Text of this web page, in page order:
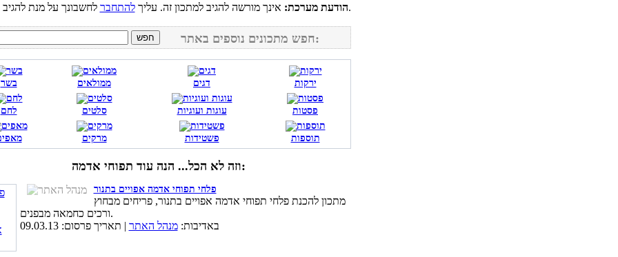
הודעת מערכת: אינך מורשה להגיב למתכון זה. עליךלהתחבר לחשבונך על מנת להגיב.
חפש מתכונים נוספים באתר:
בשר ממולאים דגים ירקות
לחם סלטים עוגות ועוגיות פסטות
מרקים פשטידות תוספות
וזה לא הכל... הנה עוד תפוחי אדמה:
פלחי תפוחי אדמה אפויים בתנור
מתכון להכנת פלחי תפוחי אדמה אפויים בתנור, פריחים מבחוץ
ורכים כחמאה מבפנים.
באדיבות:מנהל האתר | תאריך פרסום: 09.03.13